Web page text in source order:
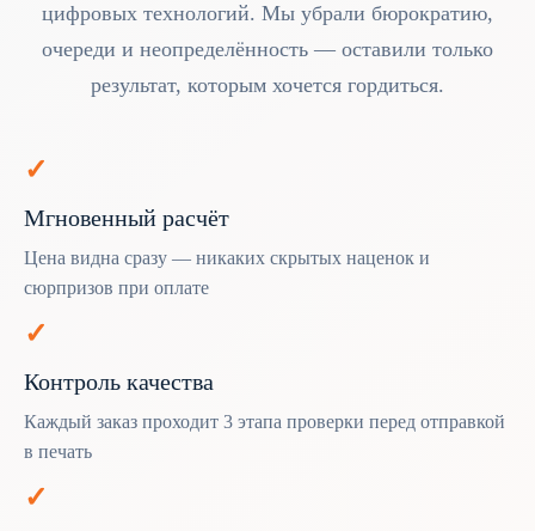
цифровых технологий. Мы убрали бюрократию,
очереди и неопределённость — оставили только
результат, которым хочется гордиться.
✓
Мгновенный расчёт
Цена видна сразу — никаких скрытых наценок и
сюрпризов при оплате
✓
Контроль качества
Каждый заказ проходит 3 этапа проверки перед отправкой
в печать
✓